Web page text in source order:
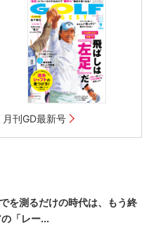
月刊GD最新号
を測るだけの時代は、もう終
「レー...